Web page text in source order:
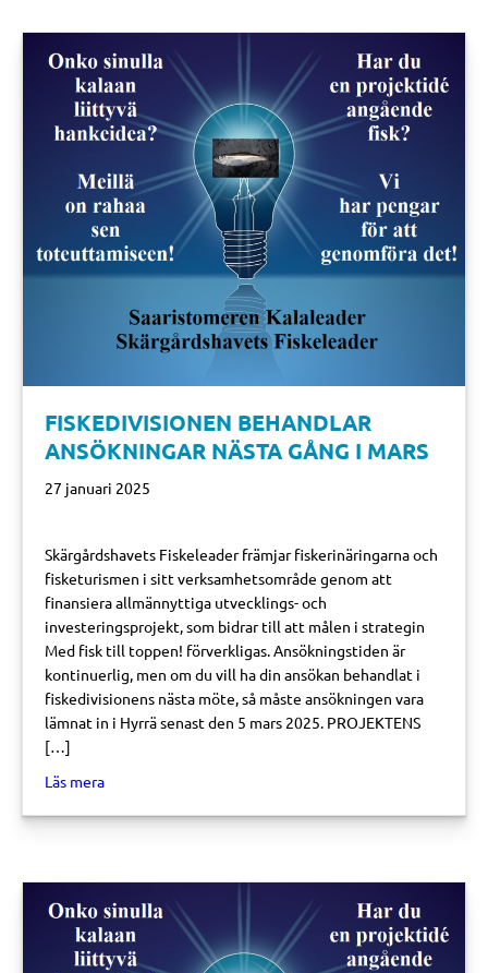
FISKEDIVISIONEN BEHANDLAR
ANSÖKNINGAR NÄSTA GÅNG I MARS
27 januari 2025
Skärgårdshavets Fiskeleader främjar fiskerinäringarna och
fisketurismen i sitt verksamhetsområde genom att
finansiera allmännyttiga utvecklings- och
investeringsprojekt, som bidrar till att målen i strategin
Med fisk till toppen! förverkligas. Ansökningstiden är
kontinuerlig, men om du vill ha din ansökan behandlat i
fiskedivisionens nästa möte, så måste ansökningen vara
lämnat in i Hyrrä senast den 5 mars 2025. PROJEKTENS
[…]
Läs meraabout FISKEDIVISIONEN BEHANDLAR ANSÖKNINGAR